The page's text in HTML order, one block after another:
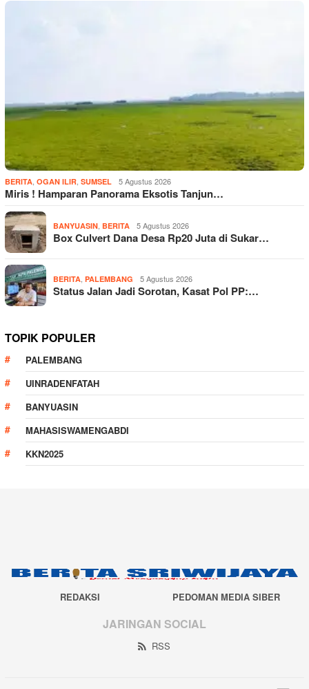
BERITA, OGAN ILIR, SUMSEL 5 Agustus 2026
Miris ! Hamparan Panorama Eksotis Tanjun…
BANYUASIN, BERITA 5 Agustus 2026
Box Culvert Dana Desa Rp20 Juta di Sukar…
BERITA, PALEMBANG 5 Agustus 2026
Status Jalan Jadi Sorotan, Kasat Pol PP:…
TOPIK POPULER
PALEMBANG
UINRADENFATAH
BANYUASIN
MAHASISWAMENGABDI
KKN2025
REDAKSI PEDOMAN MEDIA SIBER
JARINGAN SOCIAL
RSS